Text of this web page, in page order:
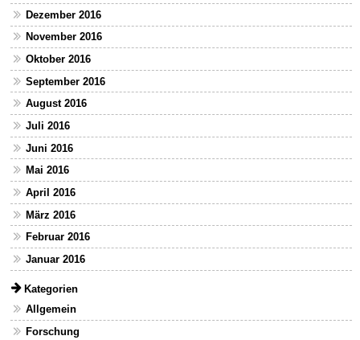
Dezember 2016
November 2016
Oktober 2016
September 2016
August 2016
Juli 2016
Juni 2016
Mai 2016
April 2016
März 2016
Februar 2016
Januar 2016
Kategorien
Allgemein
Forschung